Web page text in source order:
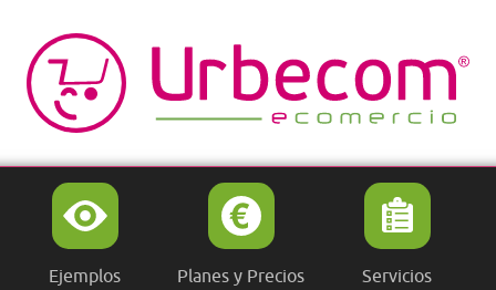
Ejemplos Planes y Precios Servicios